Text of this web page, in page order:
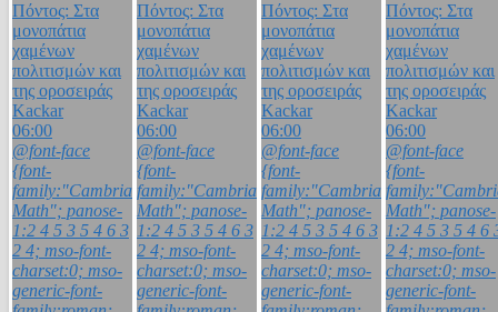
Πόντος: Στα
μονοπάτια
χαμένων
πολιτισμών και
της οροσειράς
Kackar
06:00
@font-face
{font-
family:"Cambria
Math"; panose-
1:2 4 5 3 5 4 6 3
2 4; mso-font-
charset:0; mso-
generic-font-
Πόντος: Στα
μονοπάτια
χαμένων
πολιτισμών και
της οροσειράς
Kackar
06:00
@font-face
{font-
family:"Cambria
Math"; panose-
1:2 4 5 3 5 4 6 3
2 4; mso-font-
charset:0; mso-
generic-font-
Πόντος: Στα
μονοπάτια
χαμένων
πολιτισμών και
της οροσειράς
Kackar
06:00
@font-face
{font-
family:"Cambria
Math"; panose-
1:2 4 5 3 5 4 6 3
2 4; mso-font-
charset:0; mso-
generic-font-
Πόντος: Στα
μονοπάτια
χαμένων
πολιτισμών και
της οροσειράς
Kackar
06:00
@font-face
{font-
Math"; panose-
1:2 4 5 3 5 4 6
2 4; mso-font-
charset:0; mso-
generic-font-